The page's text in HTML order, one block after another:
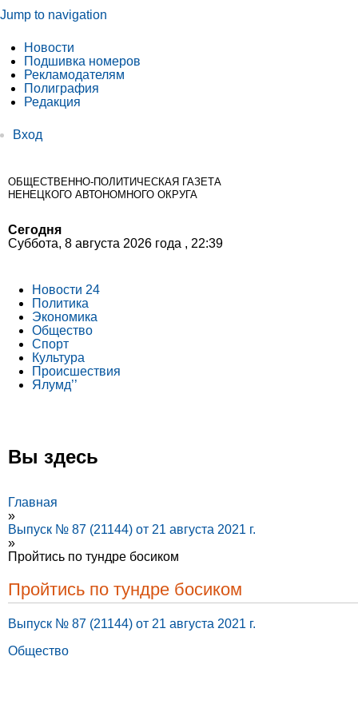
Jump to navigation
Новости
Подшивка номеров
Рекламодателям
Полиграфия
Редакция
Вход
ОБЩЕСТВЕННО-ПОЛИТИЧЕСКАЯ ГАЗЕТА
НЕНЕЦКОГО АВТОНОМНОГО ОКРУГА
Сегодня
Суббота, 8 августа 2026 года , 22:39
Новости 24
Политика
Экономика
Общество
Спорт
Культура
Происшествия
Ялумд’’
Вы здесь
Главная
»
Выпуск № 87 (21144) от 21 августа 2021 г.
»
Пройтись по тундре босиком
Пройтись по тундре босиком
Выпуск № 87 (21144) от 21 августа 2021 г.
Общество